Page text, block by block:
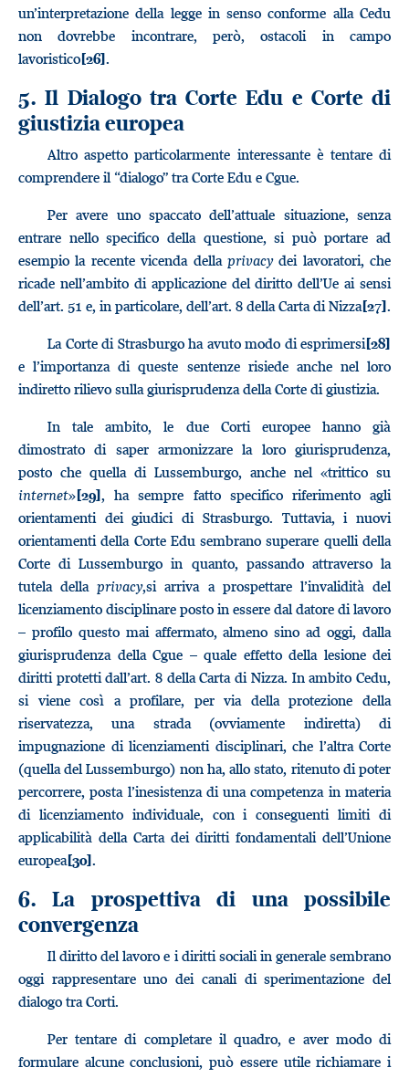
un’interpretazione della legge in senso conforme alla Cedu
non dovrebbe incontrare, però, ostacoli in campo
lavoristico[26].
5. Il Dialogo tra Corte Edu e Corte di
giustizia europea
Altro aspetto particolarmente interessante è tentare di
comprendere il “dialogo” tra Corte Edu e Cgue.
Per avere uno spaccato dell’attuale situazione, senza
entrare nello specifico della questione, si può portare ad
esempio la recente vicenda della privacydei lavoratori, che
ricade nell’ambito di applicazione del diritto dell’Ue ai sensi
dell’art. 51 e, in particolare, dell’art. 8 della Carta di Nizza[27].
La Corte di Strasburgo ha avuto modo di esprimersi[28]
e l’importanza di queste sentenze risiede anche nel loro
indiretto rilievo sulla giurisprudenza della Corte di giustizia.
In tale ambito, le due Corti europee hanno già
dimostrato di saper armonizzare la loro giurisprudenza,
posto che quella di Lussemburgo, anche nel «trittico su
internet»[29], ha sempre fatto specifico riferimento agli
orientamenti dei giudici di Strasburgo. Tuttavia, i nuovi
orientamenti della Corte Edu sembrano superare quelli della
Corte di Lussemburgo in quanto, passando attraverso la
tutela dellaprivacy,si arriva a prospettare l’invalidità del
licenziamento disciplinare posto in essere dal datore di lavoro
– profilo questo mai affermato, almeno sino ad oggi, dalla
giurisprudenza della Cgue – quale effetto della lesione dei
diritti protetti dall’art. 8 della Carta di Nizza. In ambito Cedu,
si viene così a profilare, per via della protezione della
riservatezza, una strada (ovviamente indiretta) di
impugnazione di licenziamenti disciplinari, che l’altra Corte
(quella del Lussemburgo) non ha, allo stato, ritenuto di poter
percorrere, posta l’inesistenza di una competenza in materia
di licenziamento individuale, con i conseguenti limiti di
applicabilità della Carta dei diritti fondamentali dell’Unione
europea[30].
6. La prospettiva di una possibile
convergenza
Il diritto del lavoro e i diritti sociali in generale sembrano
oggi rappresentare uno dei canali di sperimentazione del
dialogo tra Corti.
Per tentare di completare il quadro, e aver modo di
formulare alcune conclusioni, può essere utile richiamare i